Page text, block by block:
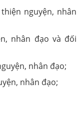
nguyện, nhân
nhân đạo và đối
nhân đạo;
nhân đạo;